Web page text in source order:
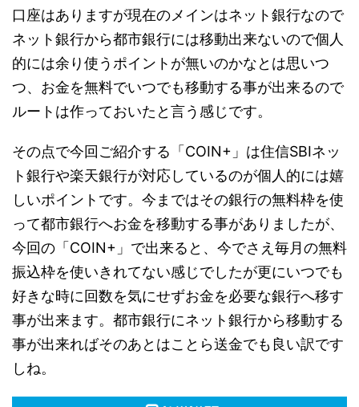
口座はありますが現在のメインはネット銀行なので
ネット銀行から都市銀行には移動出来ないので個人
的には余り使うポイントが無いのかなとは思いつ
つ、お金を無料でいつでも移動する事が出来るので
ルートは作っておいたと言う感じです。
その点で今回ご紹介する「COIN+」は住信SBIネッ
ト銀行や楽天銀行が対応しているのが個人的には嬉
しいポイントです。今まではその銀行の無料枠を使
って都市銀行へお金を移動する事がありましたが、
今回の「COIN+」で出来ると、今でさえ毎月の無料
振込枠を使いきれてない感じでしたが更にいつでも
好きな時に回数を気にせずお金を必要な銀行へ移す
事が出来ます。都市銀行にネット銀行から移動する
事が出来ればそのあとはことら送金でも良い訳です
しね。